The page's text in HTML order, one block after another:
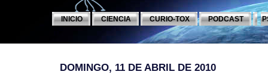
INICIO CIENCIA CURIO-TOX PODCAST
DOMINGO, 11 DE ABRIL DE 2010